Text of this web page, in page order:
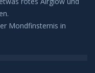
Mondfinsternis in